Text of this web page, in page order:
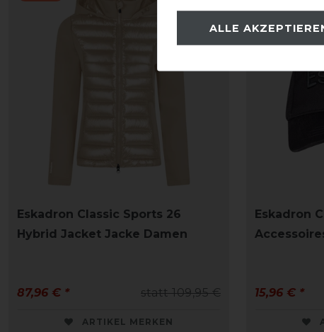
Eskadron Classic Sports 26
Hybrid Jacket Jacke Damen
statt 109,95 €
87,96 € *
ARTIKEL MERKEN
Eskadron
15,96 € *
ALLE